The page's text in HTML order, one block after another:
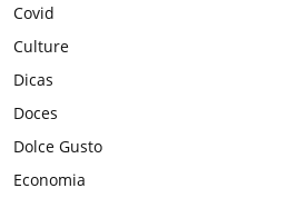
Covid
Culture
Dicas
Doces
Dolce Gusto
Economia